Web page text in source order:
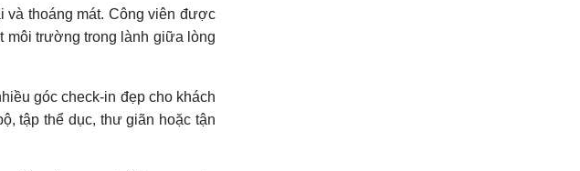
và thoáng mát. Công viên được
môi trường trong lành giữa lòng
góc check-in đẹp cho khách
tập thể dục, thư giãn hoặc tận